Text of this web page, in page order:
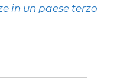
in un paese terzo